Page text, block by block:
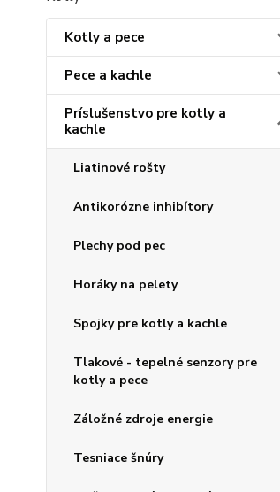
Kotly a pece
Pece a kachle
Príslušenstvo pre kotly a
kachle
Liatinové rošty
Antikorózne inhibítory
Plechy pod pec
Horáky na pelety
Spojky pre kotly a kachle
Tlakové - tepelné senzory pre
kotly a pece
Záložné zdroje energie
Tesniace šnúry